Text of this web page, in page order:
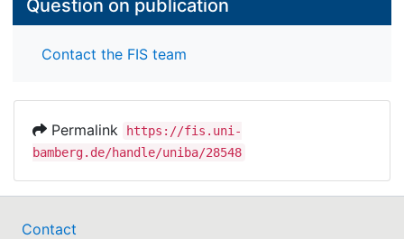
Question on publication
Contact the FIS team
Permalink
https://fis.uni-
bamberg.de/handle/uniba/28548
Contact